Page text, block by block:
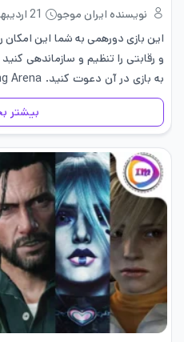
نویسنده ایران موجو
21 اردیبهشت 1400
این بازی دورهمی به شما این
و رقابتی را تنظیم و سازماندهی
دوره بتا…
بیشتر